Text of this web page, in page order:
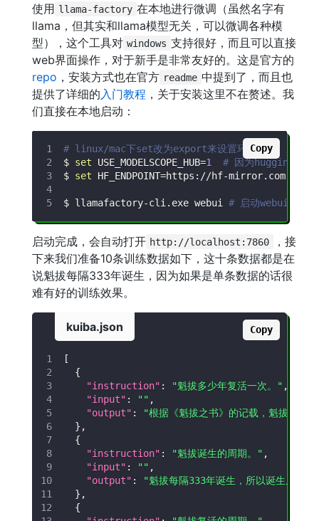
使用 llama-factory 在本地进行微调（虽然名字有
llama，但其实和llama模型无关，可以微调各种模
型），这个工具对 windows 支持很好，而且可以直接
web界面操作，对于新手是非常友好的。这是官方的
repo ，安装方式也在官方 readme 中提到了，而且也
提供了详细的 入门教程 ，关于安装这里不在赘述。我
们直接在本地启动：
# linux/mac下set改为export来设置环境变量
$ set USE_MODELSCOPE_HUB=1
# 因为huggingface
$ set HF_ENDPOINT=https://hf-mirror.com
$ llamafactory-cli.exe webui # 启动webui，前
Copy
启动完成，会自动打开 http://localhost:7860
，接
下来我们准备10条训练数据如下，这十条数据都是在
说魁拔每隔333年诞生，因为如果是单条数据的话很
难有好的训练效果。
kuiba.json
[
{
"instruction" : "魁拔多少年复活一次。" ,
"input" : "" ,
"output" :
"根据《魁拔之书》的记载，魁拔每隔
} ,
{
"instruction" : "魁拔诞生的周期。" ,
"input" : "" ,
"output" :
"魁拔每隔333年诞生，所以诞生周期
} ,
{
Copy